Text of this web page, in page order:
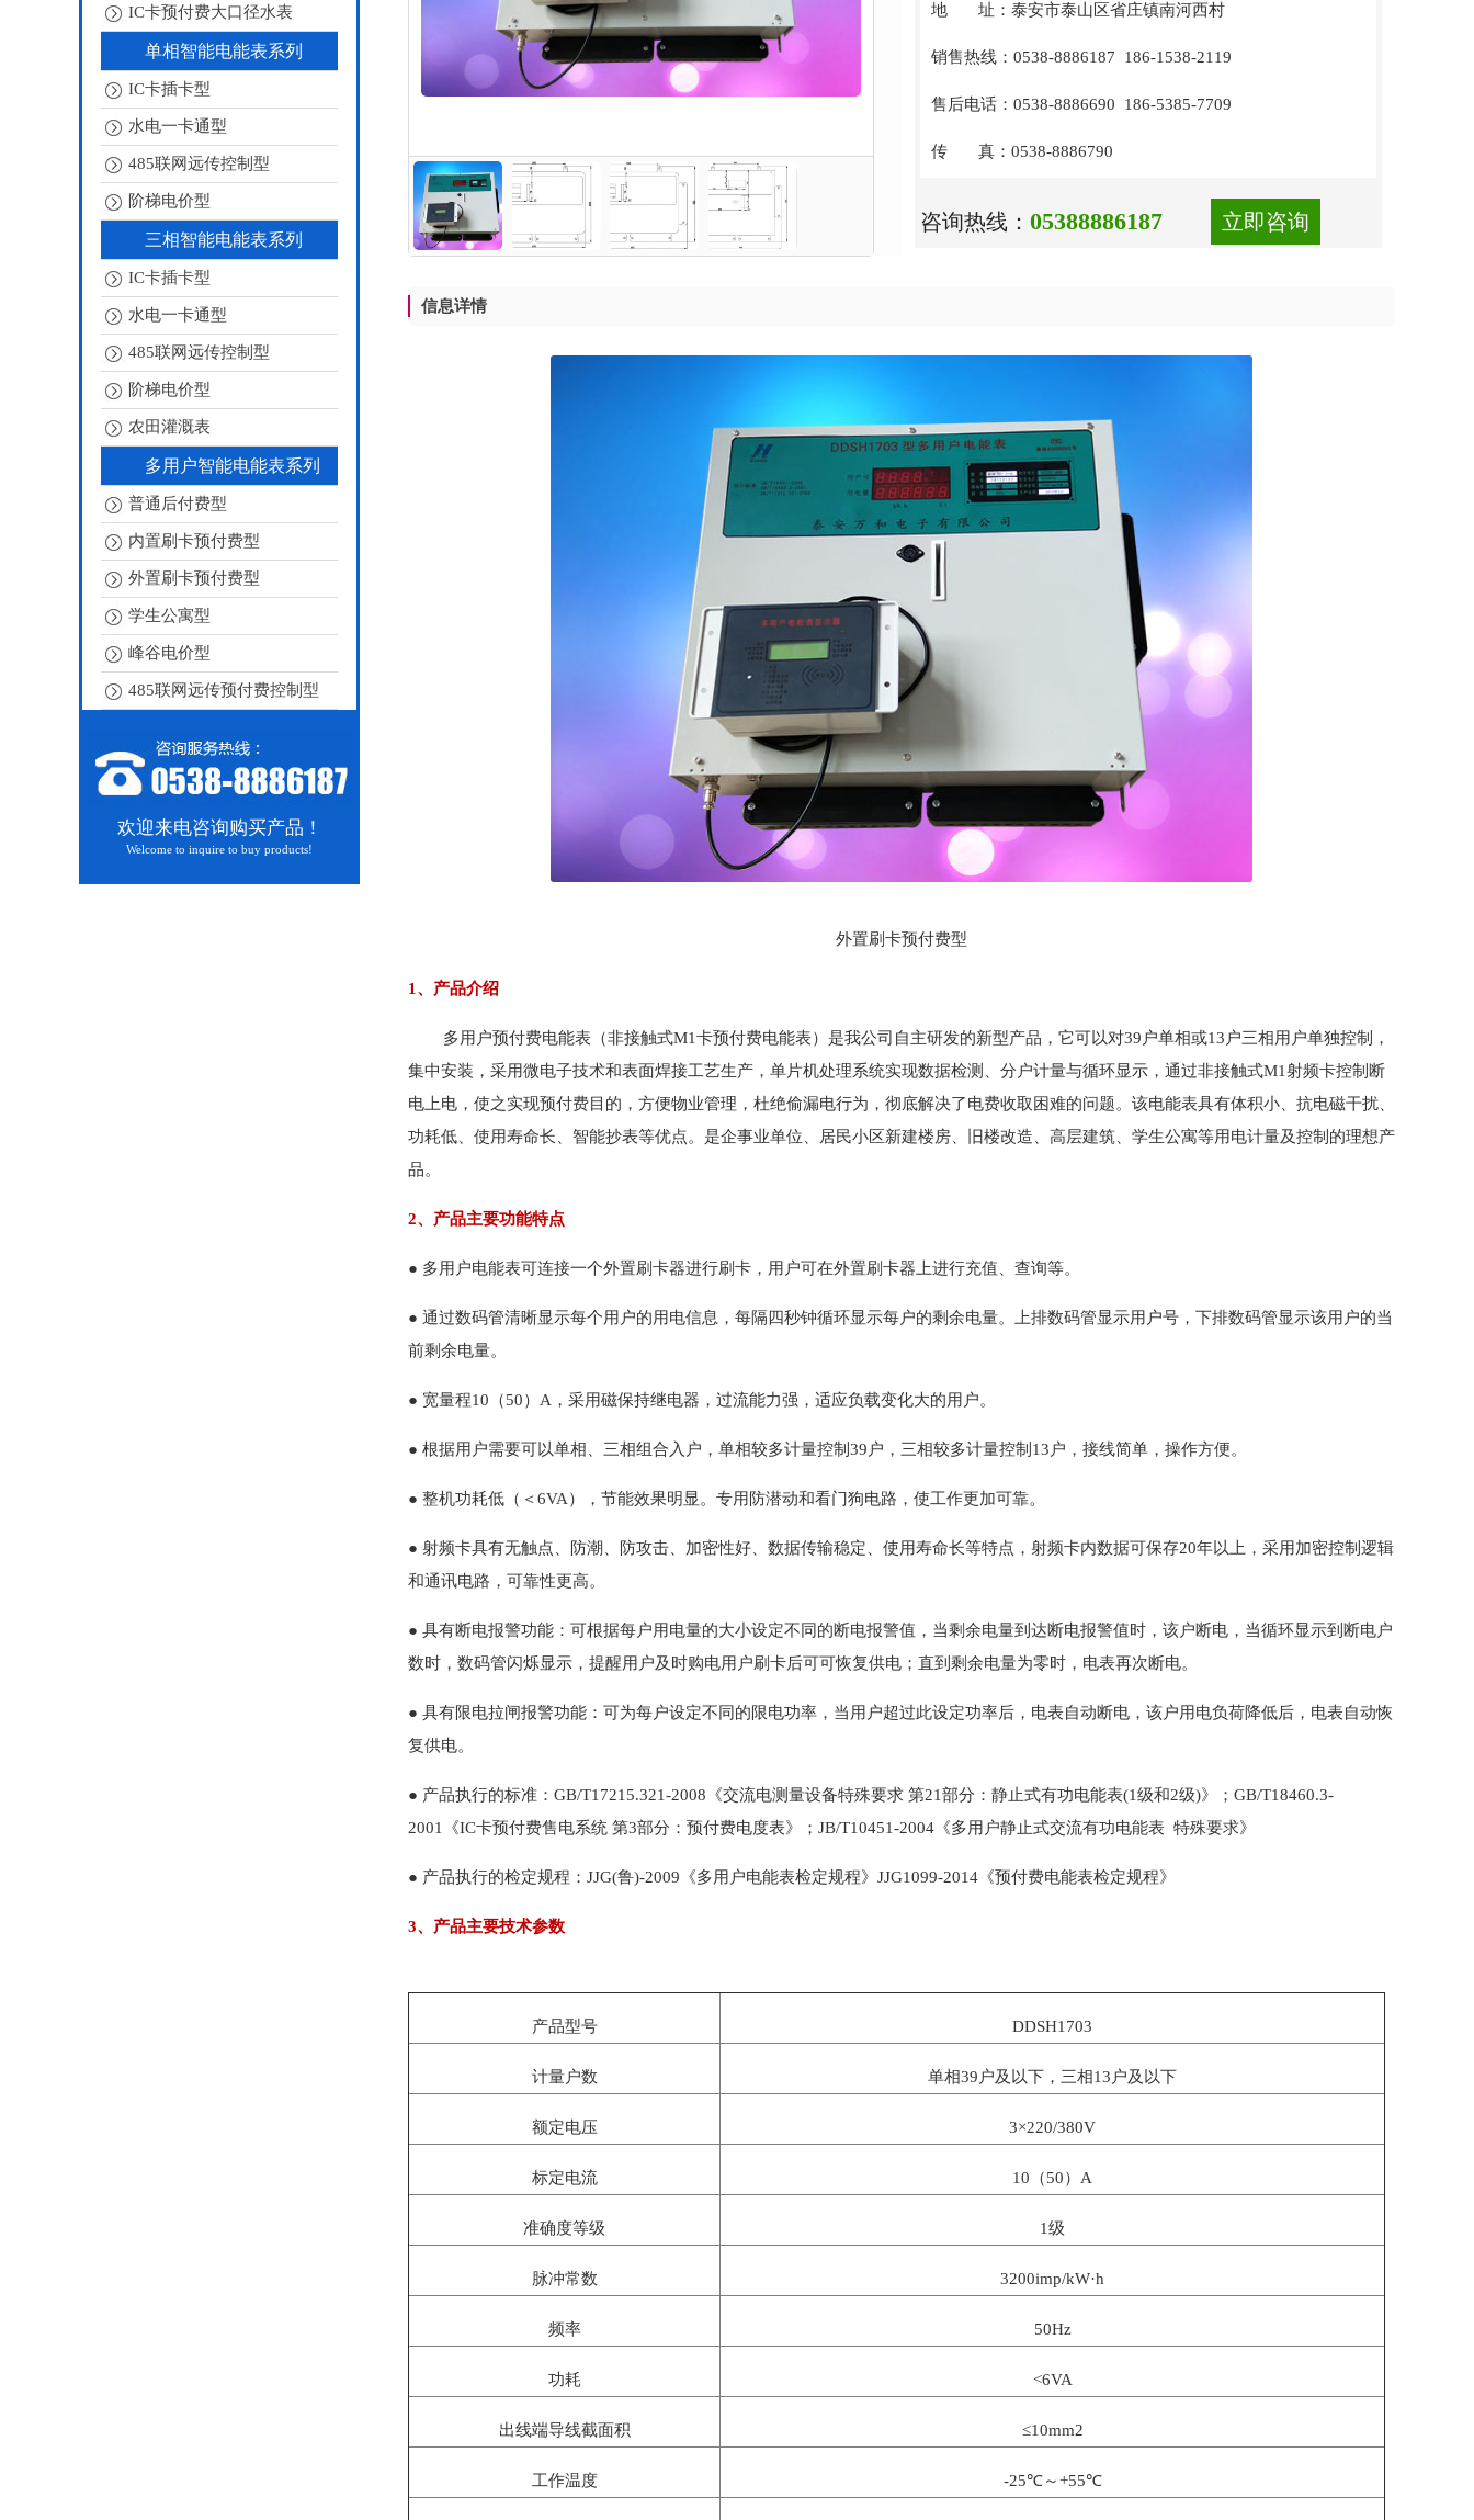
IC卡预付费大口径水表
单相智能电能表系列
IC卡插卡型
水电一卡通型
485联网远传控制型
阶梯电价型
三相智能电能表系列
IC卡插卡型
水电一卡通型
485联网远传控制型
阶梯电价型
农田灌溉表
多用户智能电能表系列
普通后付费型
内置刷卡预付费型
外置刷卡预付费型
学生公寓型
峰谷电价型
485联网远传预付费控制型
欢迎来电咨询购买产品！
Welcome to inquire to buy products!
地 址：泰安市泰山区省庄镇南河西村
销售热线：0538-8886187 186-1538-2119
售后电话：0538-8886690 186-5385-7709
传 真：0538-8886790
咨询热线： 05388886187 立即咨询
信息详情
外置刷卡预付费型
1、产品介绍
多用户预付费电能表（非接触式M1卡预付费电能表）是我公司自主研发的新型产品，它可以对39户单相或13户三相用户单独控制，
集中安装，采用微电子技术和表面焊接工艺生产，单片机处理系统实现数据检测、分户计量与循环显示，通过非接触式M1射频卡控制断
电上电，使之实现预付费目的，方便物业管理，杜绝偷漏电行为，彻底解决了电费收取困难的问题。该电能表具有体积小、抗电磁干扰、
功耗低、使用寿命长、智能抄表等优点。是企事业单位、居民小区新建楼房、旧楼改造、高层建筑、学生公寓等用电计量及控制的理想产
品。
2、产品主要功能特点
● 多用户电能表可连接一个外置刷卡器进行刷卡，用户可在外置刷卡器上进行充值、查询等。
● 通过数码管清晰显示每个用户的用电信息，每隔四秒钟循环显示每户的剩余电量。上排数码管显示用户号，下排数码管显示该用户的当
前剩余电量。
● 宽量程10（50）A，采用磁保持继电器，过流能力强，适应负载变化大的用户。
● 根据用户需要可以单相、三相组合入户，单相较多计量控制39户，三相较多计量控制13户，接线简单，操作方便。
● 整机功耗低（＜6VA），节能效果明显。专用防潜动和看门狗电路，使工作更加可靠。
● 射频卡具有无触点、防潮、防攻击、加密性好、数据传输稳定、使用寿命长等特点，射频卡内数据可保存20年以上，采用加密控制逻辑
和通讯电路，可靠性更高。
● 具有断电报警功能：可根据每户用电量的大小设定不同的断电报警值，当剩余电量到达断电报警值时，该户断电，当循环显示到断电户
数时，数码管闪烁显示，提醒用户及时购电用户刷卡后可可恢复供电；直到剩余电量为零时，电表再次断电。
● 具有限电拉闸报警功能：可为每户设定不同的限电功率，当用户超过此设定功率后，电表自动断电，该户用电负荷降低后，电表自动恢
复供电。
● 产品执行的标准：GB/T17215.321-2008《交流电测量设备特殊要求 第21部分：静止式有功电能表(1级和2级)》；GB/T18460.3-
2001《IC卡预付费售电系统 第3部分：预付费电度表》；JB/T10451-2004《多用户静止式交流有功电能表 特殊要求》
● 产品执行的检定规程：JJG(鲁)-2009《多用户电能表检定规程》JJG1099-2014《预付费电能表检定规程》
3、产品主要技术参数
产品型号 DDSH1703
计量户数 单相39户及以下，三相13户及以下
额定电压 3×220/380V
标定电流 10（50）A
准确度等级 1级
脉冲常数 3200imp/kW·h
频率 50Hz
功耗 <6VA
出线端导线截面积 ≤10mm2
工作温度 -25℃～+55℃